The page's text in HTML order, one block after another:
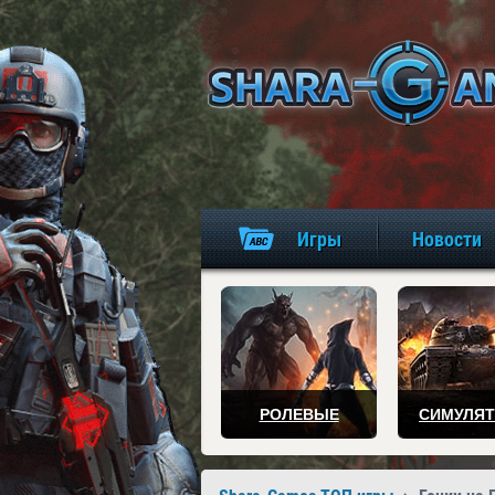
Игры Новости
РОЛЕВЫЕ